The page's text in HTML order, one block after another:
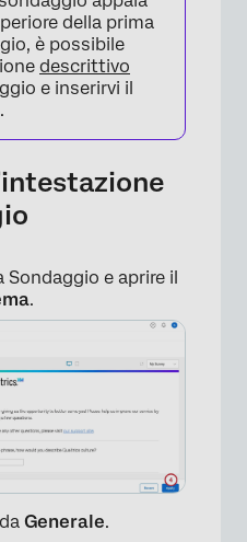
×
della prima
è possibile
descrittivo
e inserirvi il
Sondaggio e aprire il
.
Generale.